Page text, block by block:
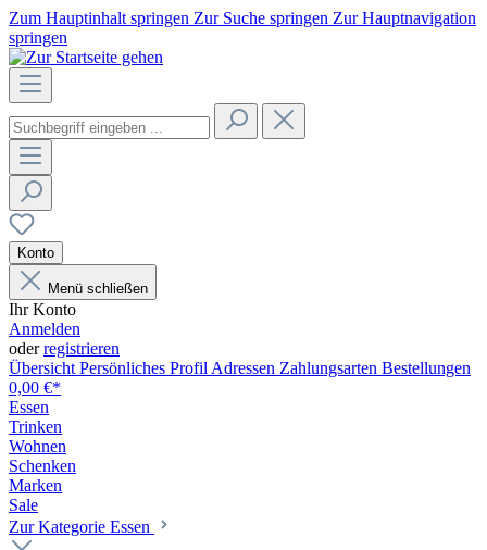
Zum Hauptinhalt springen Zur Suche springen Zur Hauptnavigation
springen
Konto
Menü schließen
Ihr Konto
Anmelden
oderregistrieren
Übersicht Persönliches Profil Adressen Zahlungsarten Bestellungen
0,00 €*
Essen
Trinken
Wohnen
Schenken
Marken
Sale
Zur Kategorie Essen